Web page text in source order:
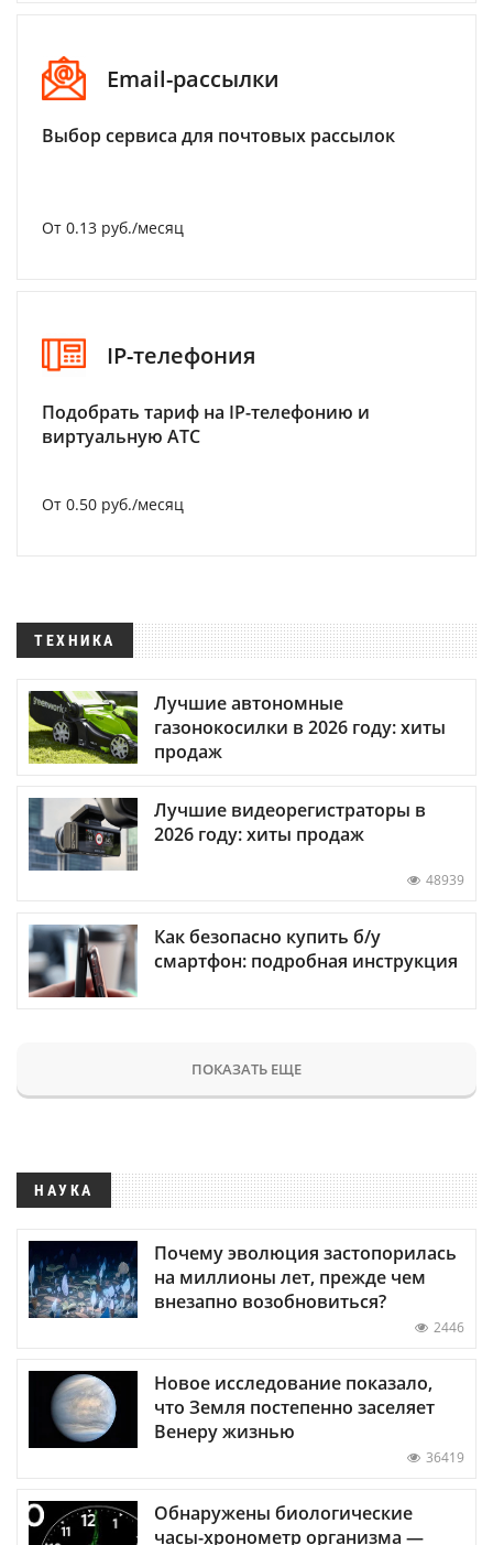
Email-рассылки
Выбор сервиса для почтовых рассылок
От 0.13 руб./месяц
IP-телефония
Подобрать тариф на IP-телефонию и
виртуальную АТС
От 0.50 руб./месяц
ТЕХНИКА
Лучшие автономные
газонокосилки в 2026 году: хиты
продаж
Лучшие видеорегистраторы в
2026 году: хиты продаж
48939
Как безопасно купить б/у
смартфон: подробная инструкция
ПОКАЗАТЬ ЕЩЕ
НАУКА
Почему эволюция застопорилась
на миллионы лет, прежде чем
внезапно возобновиться?
2446
Новое исследование показало,
что Земля постепенно заселяет
Венеру жизнью
36419
Обнаружены биологические
часы-хронометр организма —